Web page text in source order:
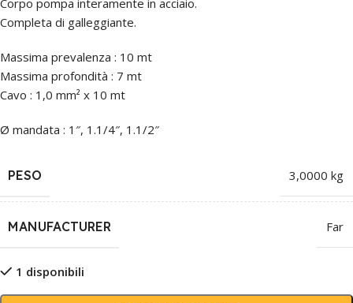
Corpo pompa interamente in acciaio.
Completa di galleggiante.
Massima prevalenza : 10 mt
Massima profondità : 7 mt
Cavo : 1,0 mm² x 10 mt
Ø mandata : 1″, 1.1/4″, 1.1/2″
PESO 3,0000 kg
MANUFACTURER Far
1 disponibili